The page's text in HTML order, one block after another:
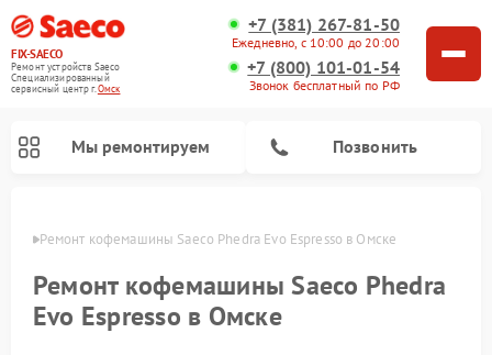
FIX-SAECO
Ремонт устройств Saeco
Специализированный
cервисный центр г.Омск
+7 (381) 267-81-50
Ежедневно, с 10:00 до 20:00
+7 (800) 101-01-54
Звонок бесплатный по РФ
Мы ремонтируем Позвонить
Ремонт кофемашины Saeco Phedra Evo Espresso в Омске
Ремонт кофемашины Saeco Phedra
Evo Espresso в Омске